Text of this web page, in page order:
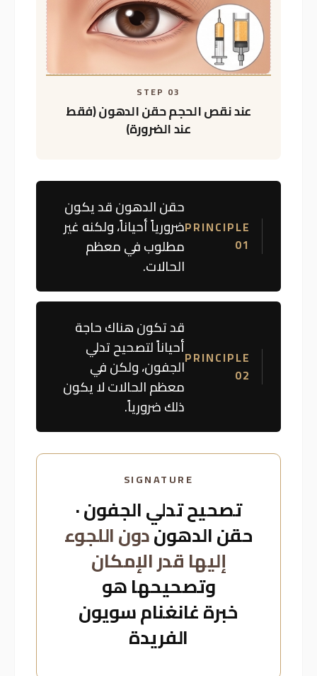
STEP 03
عند نقص الحجمحقن الدهون (فقط
عند الضرورة)
01
ضرورياً أحياناً، ولكنه غير
مطلوب في معظم
الحالات.
قد تكون هناك حاجة
أحياناً لتصحيح تدلي
الجفون، ولكن في
ذلك ضرورياً.
SIGNATURE
تصحيح تدلي الجفون ·
حقن الدهوندون اللجوء